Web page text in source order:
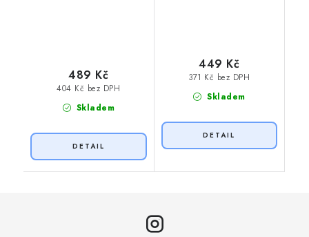
Skladem
404 Kč bez DPH
489 Kč
Skladem
371 Kč bez DPH
449 Kč